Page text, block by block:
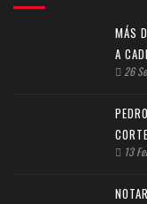
MÁS
A
26
13